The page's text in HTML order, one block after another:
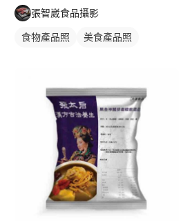
張智崴食品攝影
食物產品照 美食產品照